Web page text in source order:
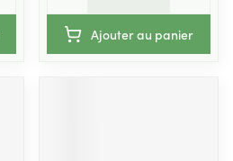
Ajouter au panier